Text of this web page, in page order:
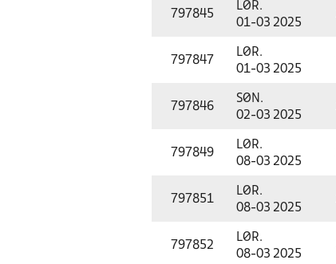
797845
LØR.
01-03 2025
797847
LØR.
01-03 2025
797846
SØN.
02-03 2025
797849
LØR.
08-03 2025
797851
LØR.
08-03 2025
797852
LØR.
08-03 2025